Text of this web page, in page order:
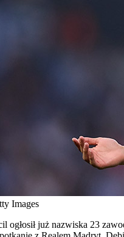
Images
ogłosił już nazwiska 23